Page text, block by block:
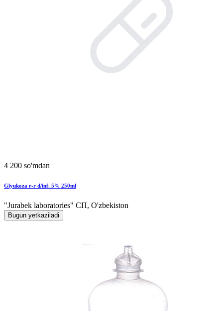
4 200 so'mdan
Glyukoza r-r d/inf. 5% 250ml
"Jurabek laboratories" СП, O'zbekiston
Bugun yetkaziladi